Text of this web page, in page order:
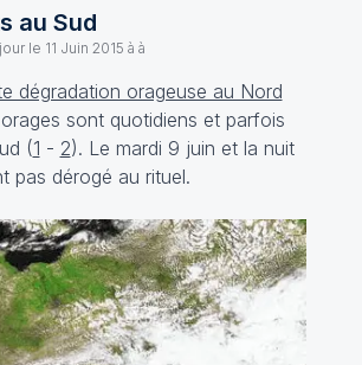
au Sud
le 11 Juin 2015 à à
dégradation orageuse au Nord
sont quotidiens et parfois
(1 - 2). Le mardi 9 juin et la nuit
pas dérogé au rituel.